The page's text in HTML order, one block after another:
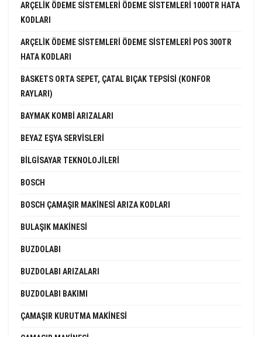
ARÇELIK ÖDEME SISTEMLERI ÖDEME SISTEMLERI 1000TR HATA
KODLARI
ARÇELIK ÖDEME SISTEMLERI ÖDEME SISTEMLERI POS 300TR
HATA KODLARI
BASKETS ORTA SEPET, ÇATAL BIÇAK TEPSISI (KONFOR
RAYLARI)
BAYMAK KOMBI ARIZALARI
BEYAZ EŞYA SERVISLERI
BILGISAYAR TEKNOLOJILERI
BOSCH
BOSCH ÇAMAŞIR MAKINESI ARIZA KODLARI
BULAŞIK MAKINESI
BUZDOLABI
BUZDOLABI ARIZALARI
BUZDOLABI BAKIMI
ÇAMAŞIR KURUTMA MAKINESI